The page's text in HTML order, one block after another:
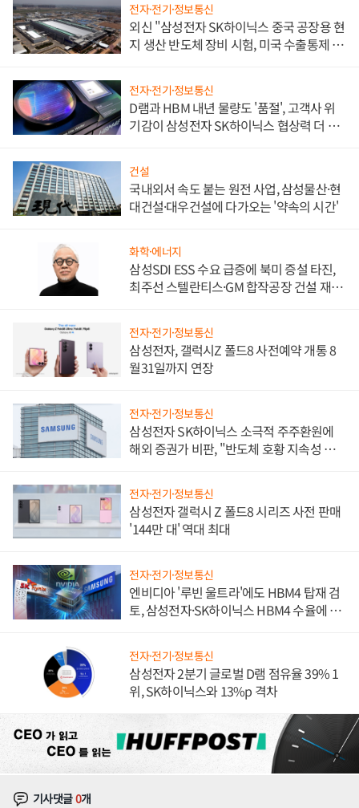
전자·전기·정보통신
외신 "삼성전자 SK하이닉스 중국 공장용 현
지 생산 반도체 장비 시험, 미국 수출통제 대
전자·전기·정보통신
D램과 HBM 내년 물량도 '품절', 고객사 위
기감이 삼성전자 SK하이닉스 협상력 더 키
건설
국내외서 속도 붙는 원전 사업, 삼성물산·현
대건설·대우건설에 다가오는 '약속의 시간'
화학·에너지
삼성SDI ESS 수요 급증에 북미 증설 타진,
최주선 스텔란티스·GM 합작공장 건설 재추
전자·전기·정보통신
삼성전자, 갤럭시Z 폴드8 사전예약 개통 8
월31일까지 연장
전자·전기·정보통신
삼성전자 SK하이닉스 소극적 주주환원에
해외 증권가 비판, "반도체 호황 지속성 의
전자·전기·정보통신
삼성전자 갤럭시 Z 폴드8 시리즈 사전 판매
'144만 대' 역대 최대
전자·전기·정보통신
엔비디아 '루빈 울트라'에도 HBM4 탑재 검
토, 삼성전자·SK하이닉스 HBM4 수율에 주
전자·전기·정보통신
삼성전자 2분기 글로벌 D램 점유율 39% 1
위, SK하이닉스와 13%p 격차
기사댓글0개